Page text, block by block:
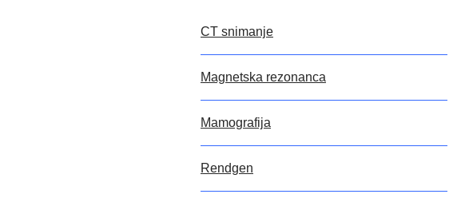
CT snimanje
Magnetska rezonanca
Mamografija
Rendgen